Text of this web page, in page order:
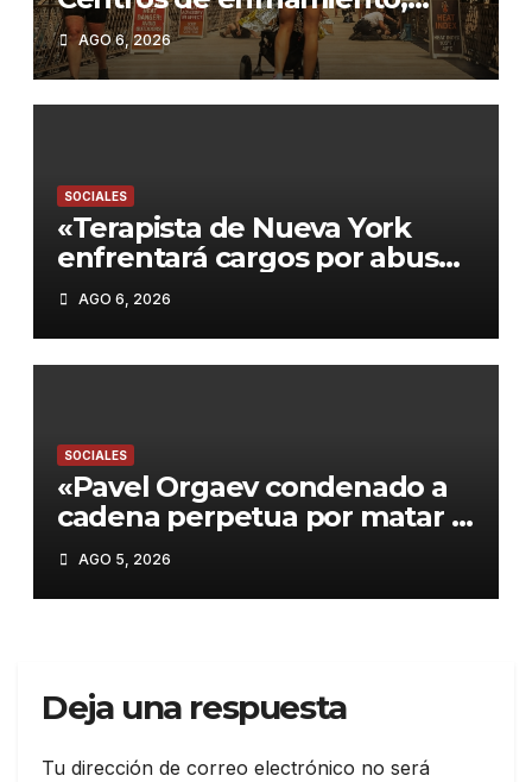
tormentas severas y cómo
protegerse»
AGO 6, 2026
SOCIALES
«Terapista de Nueva York
enfrentará cargos por abuso
sexual a menor: Autoridades
investigan posibles casos
adicionales»
AGO 6, 2026
SOCIALES
«Pavel Orgaev condenado a
cadena perpetua por matar a
su ex roommate en Brooklyn:
Un caso que refleja la
violencia en NYC»
AGO 5, 2026
Deja una respuesta
Tu dirección de correo electrónico no será